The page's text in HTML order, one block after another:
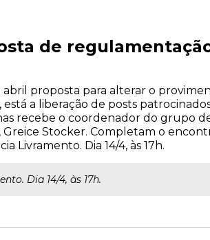
de
proposta para alterar o
a liberação de posts
recebe o coordenador do grupo
Greice Stocker. Completam o
Livramento. Dia 14/4, às 17h.
Dia 14/4, às 17h.